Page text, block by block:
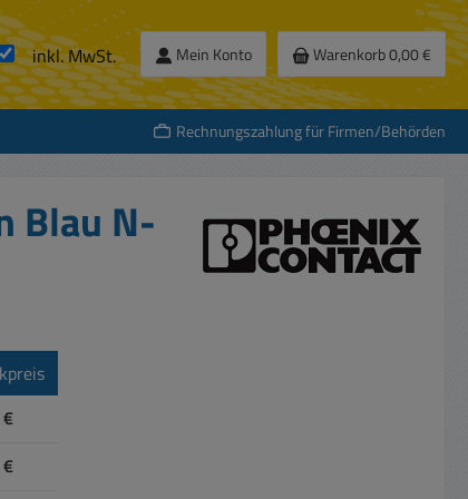
inkl. MwSt. Mein Konto Warenkorb0,00 €
Rechnungszahlung für Firmen/Behörden
Blau N-